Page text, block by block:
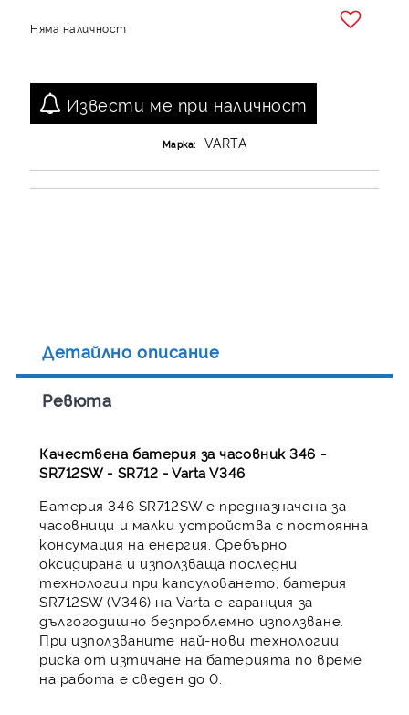
Няма наличност
Извести ме при наличност
Марка: VARTA
Детайлно описание
Ревюта
Качествена батерия за часовник 346 -
SR712SW - SR712 - Varta V346
Батерия 346 SR712SW е предназначена за
часовници и малки устройства с постоянна
консумация на енергия. Сребърно
оксидирана и използваща последни
технологии при капсуловането, батерия
SR712SW (V346) на Varta е гаранция за
дългогодишно безпроблемно използване.
При използваните най-нови технологии
риска от изтичане на батерията по време
на работа е сведен до 0.